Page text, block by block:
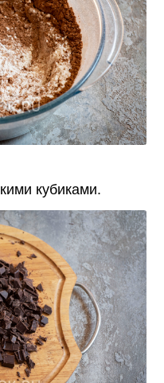
кубиками.